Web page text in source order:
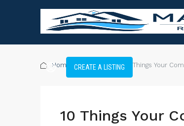
CREATE A LISTING
Home Business 10 Things Your
10 Things Your